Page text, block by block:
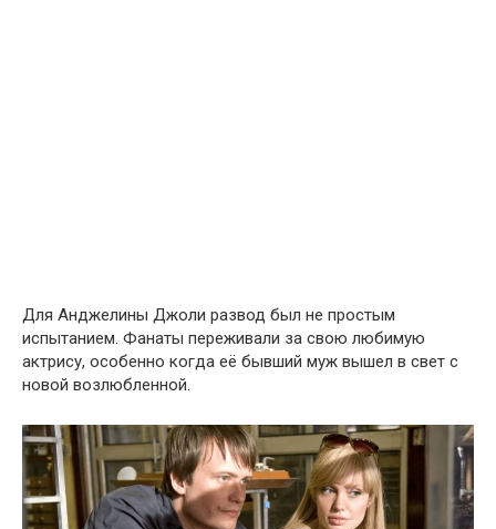
Для Анджелины Джоли развод был не простым
испытанием. Фанаты переживали за свою любимую
актрису, особенно когда её бывший муж вышел в свет с
новой возлюбленной.